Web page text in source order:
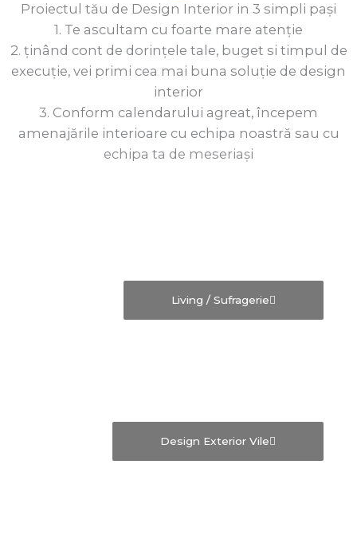
Proiectul tău de Design Interior in 3 simpli pași
1. Te ascultam cu foarte mare atenție
2. ținând cont de dorințele tale, buget si timpul de
execuție, vei primi cea mai buna soluție de design
interior
3. Conform calendarului agreat, începem
amenajările interioare cu echipa noastră sau cu
echipa ta de meseriași
Living / Sufragerie
Design Exterior Vile